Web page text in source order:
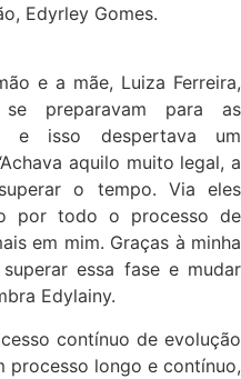
Edyrley Gomes.
e a mãe, Luiza Ferreira,
se preparavam para as
e isso despertava um
aquilo muito legal, a
o tempo. Via eles
por todo o processo de
em mim. Graças à minha
essa fase e mudar
Edylainy.
contínuo de evolução
processo longo e contínuo,